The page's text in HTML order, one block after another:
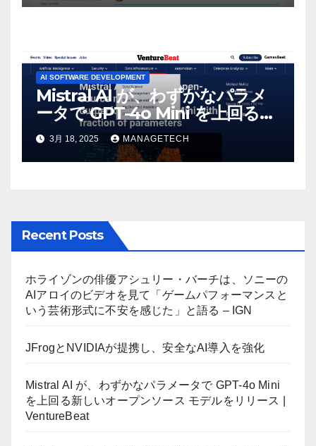
AI SOFTWARE DEVELOPMENT
Mistral AI が、わずかなパラメ
ータで GPT-4o Mini を上回る新
しいオープンソース モデルをリ
リース | VentureBeat
3月 18, 2025 MANAGETECH
Recent Posts
ホライゾンの俳優アシュリー・バーチは、ソニーの
AIアロイのビデオを見て「ゲームパフォーマンスと
いう芸術形式に不安を感じた」と語る – IGN
JFrogとNVIDIAが提携し、安全なAI導入を強化
Mistral AI が、わずかなパラメータで GPT-4o Mini
を上回る新しいオープンソース モデルをリリース |
VentureBeat